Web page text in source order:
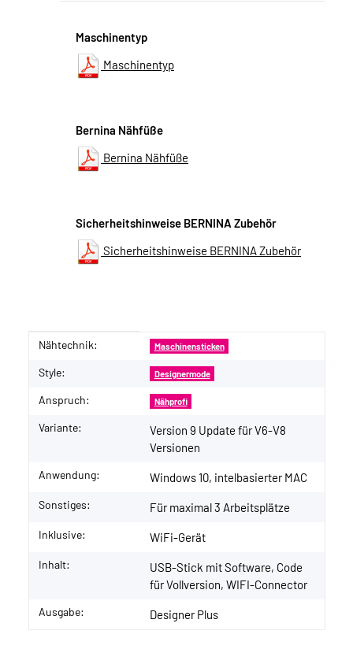
Maschinentyp
Maschinentyp
Bernina Nähfüße
Bernina Nähfüße
Sicherheitshinweise BERNINA Zubehör
Sicherheitshinweise BERNINA Zubehör
Produkteigenschaft
Wert
Nähtechnik: Maschinensticken
Style: Designermode
Anspruch: Nähprofi
Variante:
Version 9 Update für V6-V8
Versionen
Anwendung: Windows 10, intelbasierter MAC
Sonstiges: Für maximal 3 Arbeitsplätze
Inklusive: WiFi-Gerät
Inhalt:
USB-Stick mit Software, Code
für Vollversion, WIFI-Connector
Ausgabe: Designer Plus